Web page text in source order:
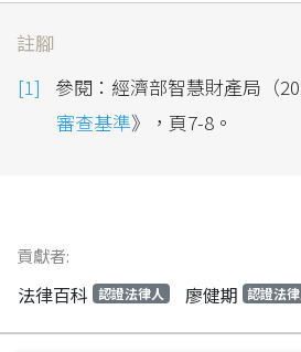
註腳
參閱：經濟部智慧財產局（
審查基準》，頁7-8。
貢獻者:
法律百科 認證法律人 廖健期 認證法